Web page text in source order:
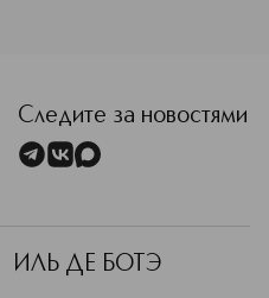
Следите за новостями
ИЛЬ ДЕ БОТЭ